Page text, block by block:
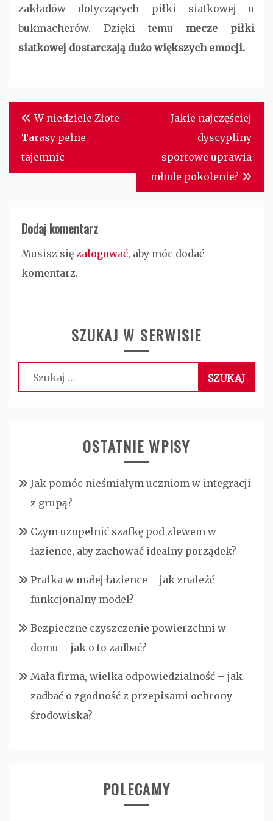
zakładów dotyczących piłki siatkowej u
bukmacherów. Dzięki temu mecze piłki
siatkowej dostarczają dużo większych emocji.
Nawigacja
wpisu
W niedziele Złote
Tarasy pełne
tajemnic
Jakie najczęściej
dyscypliny
sportowe uprawia
młode pokolenie?
Dodaj komentarz
Musisz się zalogować, aby móc dodać
komentarz.
SZUKAJ W SERWISIE
Szukaj:
OSTATNIE WPISY
Jak pomóc nieśmiałym uczniom w integracji
z grupą?
Czym uzupełnić szafkę pod zlewem w
łazience, aby zachować idealny porządek?
Pralka w małej łazience – jak znaleźć
funkcjonalny model?
Bezpieczne czyszczenie powierzchni w
domu – jak o to zadbać?
Mała firma, wielka odpowiedzialność – jak
zadbać o zgodność z przepisami ochrony
środowiska?
POLECAMY